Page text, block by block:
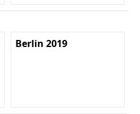
Berlin 2019